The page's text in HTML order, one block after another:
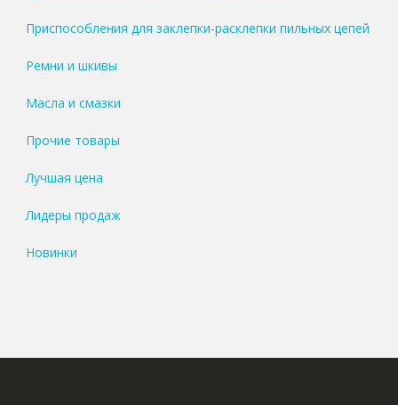
Приспособления для заклепки-расклепки пильных цепей
Ремни и шкивы
Масла и смазки
Прочие товары
Лучшая цена
Лидеры продаж
Новинки